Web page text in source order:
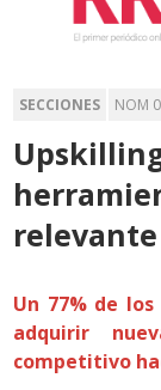
SECCIONES NOM
relevante
Un 77% de
adquirir
competitivo